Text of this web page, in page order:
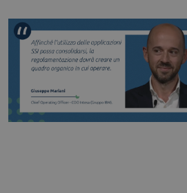
Cosa facciamo
Piattaforme
Industry
News e Media
Contattaci